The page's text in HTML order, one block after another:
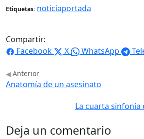
Etiquetas: noticiaportada
Compartir:
Facebook
X WhatsApp
Anterior
Anatomía de un asesinato
La cuarta
Deja un comentario